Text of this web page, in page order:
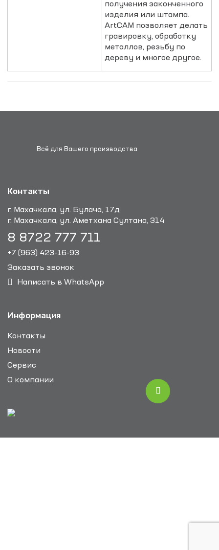
получения законченного
изделия или штампа.
ArtCAM позволяет делать
гравировку, обработку
металлов, резьбу по
дереву и многое другое.
Всё для Вашего производства
Контакты
г. Махачкала, ул. Булача, 17д
г. Махачкала, ул. Аметхана Султана, 314
8 8722 777 711
+7 (963) 423-16-93
Заказать звонок
Написать в WhatsApp
Информация
Контакты
Новости
Сервис
О компании